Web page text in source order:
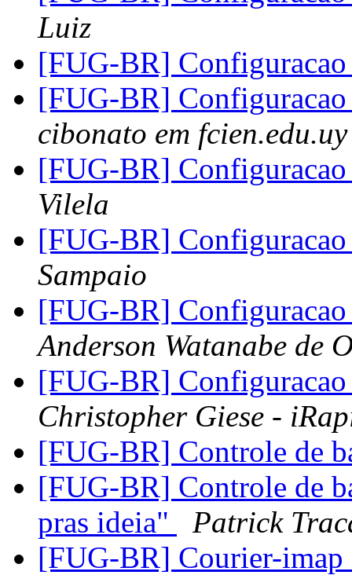
Luiz
[FUG-BR]
[FUG-BR]
cibonato em fcien.edu.uy
[FUG-BR]
Vilela
[FUG-BR]
Sampaio
[FUG-BR]
Anderson Watanabe de
[FUG-BR]
Christopher Giese -
[FUG-BR] Controle de
[FUG-BR] Controle de
pras ideia"
Patrick
[FUG-BR] Courier-